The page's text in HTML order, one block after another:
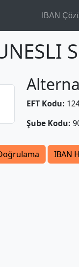
IBAN
EFT Kodu:
Şube Kodu:
IBAN